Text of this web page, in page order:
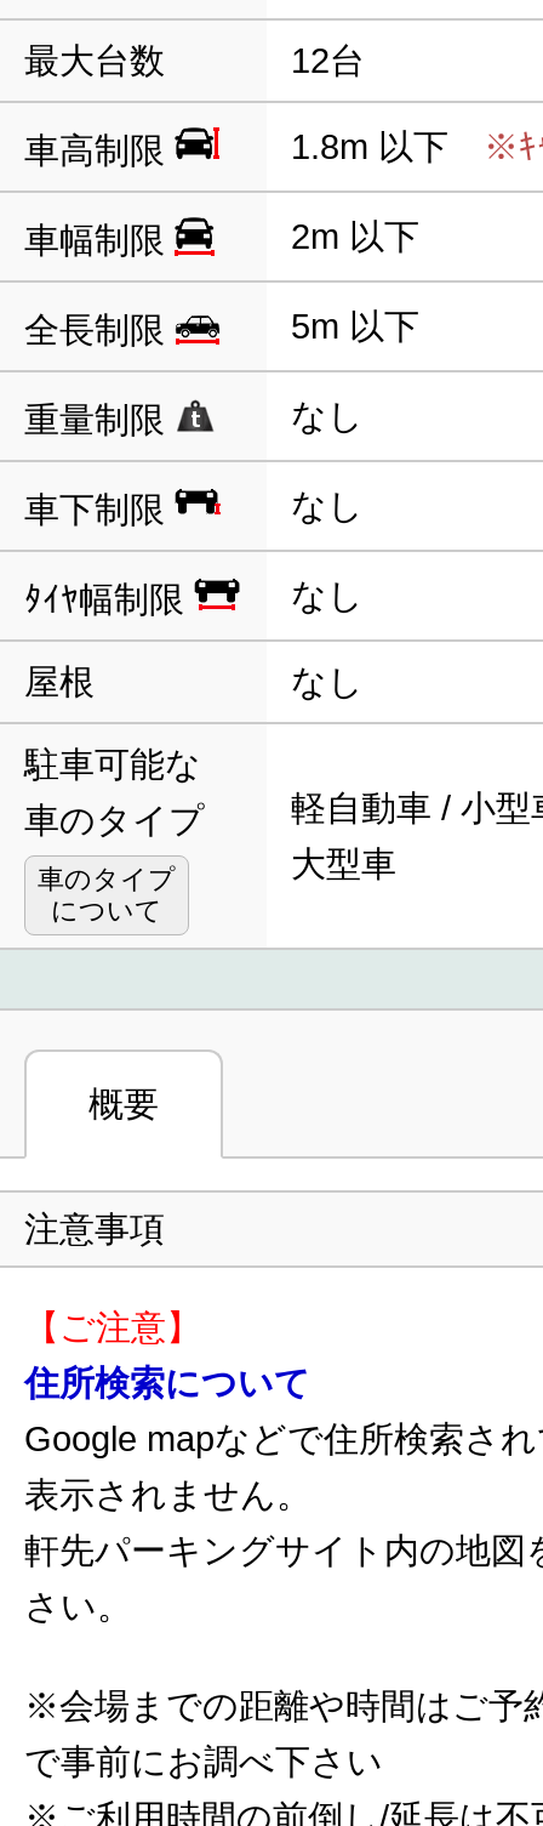
最大台数 12台
車高制限 1.8m 以下 ※ｷ
車幅制限 2m 以下
全長制限 5m 以下
重量制限 なし
車下制限 なし
ﾀｲﾔ幅制限 なし
屋根 なし
駐車可能な
車のタイプ
車のタイプ
について
軽自動車 / 小型
大型車
概要
注意事項
【ご注意】
住所検索について
Google mapなどで住所検索さ
表示されません。
軒先パーキングサイト内の地図
さい。
※会場までの距離や時間はご予
で事前にお調べ下さい
※ご利用時間の前倒し/延長は不